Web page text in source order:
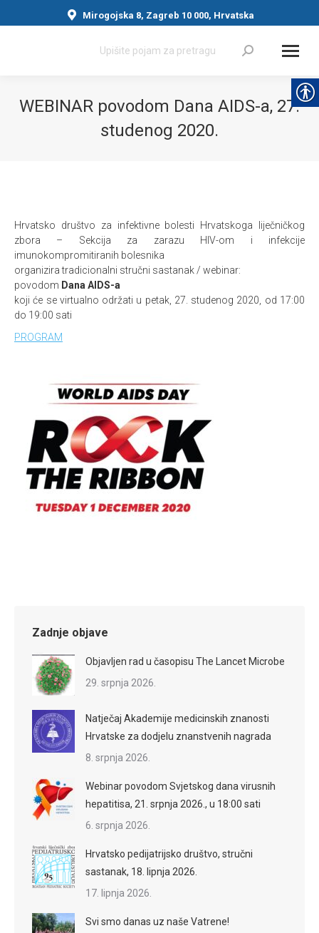
Mirogojska 8, Zagreb 10 000, Hrvatska
Search:
WEBINAR povodom Dana AIDS-a, 27.
studenog 2020.
Hrvatsko društvo za infektivne bolesti Hrvatskoga liječničkog
zbora – Sekcija za zarazu HIV-om i infekcije
imunokompromitiranih bolesnika
organizira tradicionalni stručni sastanak / webinar:
povodom Dana AIDS-a
koji će se virtualno održati u petak, 27. studenog 2020, od 17:00
do 19:00 sati
PROGRAM
Zadnje objave
Objavljen rad u časopisu The Lancet Microbe
29. srpnja 2026.
Natječaj Akademije medicinskih znanosti
Hrvatske za dodjelu znanstvenih nagrada
8. srpnja 2026.
Webinar povodom Svjetskog dana virusnih
hepatitisa, 21. srpnja 2026., u 18:00 sati
6. srpnja 2026.
Hrvatsko pedijatrijsko društvo, stručni
sastanak, 18. lipnja 2026.
17. lipnja 2026.
Svi smo danas uz naše Vatrene!